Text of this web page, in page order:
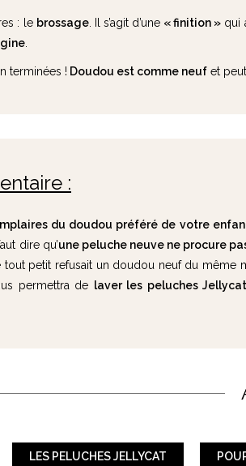
: le brossage. Il s’agit d’une « finition » qui
terminées ! Doudou est comme neuf et
:
du doudou préféré de votre
dire qu’une peluche neuve ne procure
tout petit refusait un doudou neuf du
permettra de laver les peluches
LES PELUCHES JELLYCAT